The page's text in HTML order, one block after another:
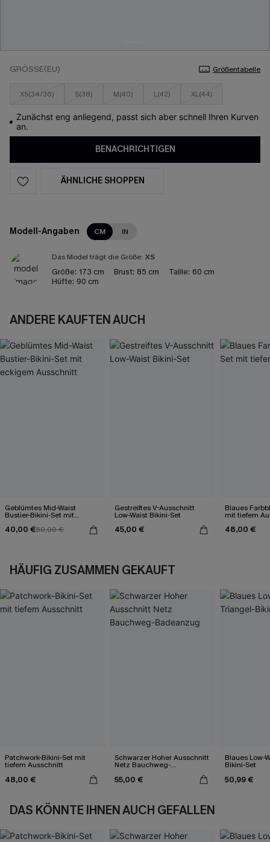
GRÖSSE(EU) Größentabelle
XS(34/36) S(38) M(40) L(42) XL(44)
Zunächst eng anliegend, passt sich aber schnell Ihren Kurven
an.
BENACHRICHTIGEN
ÄHNLICHE SHOPPEN
Modell-Angaben CM IN
Das Model trägt die Größe: XS
Größe: 173 cm Brust: 85 cm Taille: 60 cm
Hüfte: 90 cm
ANDERE KAUFTEN AUCH
Geblümtes Mid-Waist
Bustier-Bikini-Set mit
40,00 €50,00 €
Gestreiftes V-Ausschnitt
Low-Waist Bikini-Set
45,00 €
Blaues
mit tiefem
48,00 €
HÄUFIG ZUSAMMEN GEKAUFT
Patchwork-Bikini-Set mit
tiefem Ausschnitt
48,00 €
Schwarzer Hoher Ausschnitt
Netz Bauchweg-
55,00 €
Blaues Low-
Bikini-Set
50,99 €
DAS KÖNNTE IHNEN AUCH GEFALLEN